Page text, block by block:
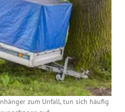
zum Unfall, tun sich häufig